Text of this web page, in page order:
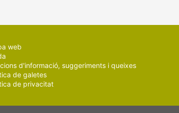
web
d'informació, suggeriments i queixes
de galetes
de privacitat